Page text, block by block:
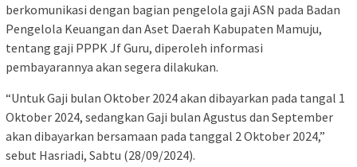
berkomunikasi dengan bagian pengelola gaji ASN pada Badan
Pengelola Keuangan dan Aset Daerah Kabupaten Mamuju,
tentang gaji PPPK Jf Guru, diperoleh informasi
pembayarannya akan segera dilakukan.
“Untuk Gaji bulan Oktober 2024 akan dibayarkan pada tangal 1
Oktober 2024, sedangkan Gaji bulan Agustus dan September
akan dibayarkan bersamaan pada tanggal 2 Oktober 2024,”
sebut Hasriadi, Sabtu (28/09/2024).